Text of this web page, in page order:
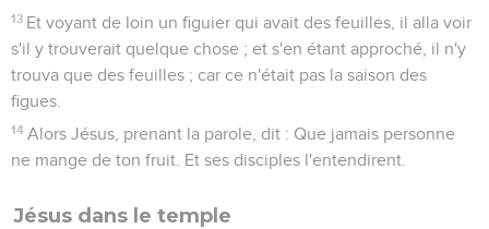
13 Et voyant de loin un figuier qui avait des feuilles, il alla voir
s'il y trouverait quelque chose ; et s'en étant approché, il n'y
trouva que des feuilles ; car ce n'était pas la saison des
figues.
14 Alors Jésus, prenant la parole, dit : Que jamais personne
ne mange de ton fruit. Et ses disciples l'entendirent.
Jésus dans le temple